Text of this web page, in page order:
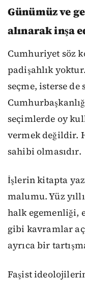
Günümüz ve
alınarak inşa
Cumhuriyet söz
padişahlık
seçme, isterse
seçimlerde oy
vermek değildir.
sahibi olmasıdır.
İşlerin kitapta
malumu. Yüz
halk egemenliği,
gibi kavramlar
ayrıca bir
Faşist